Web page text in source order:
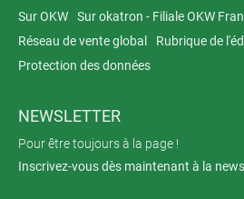
Sur OKW
Sur okatron - Filiale OKW
Réseau de vente global
Rubrique de
Protection des données
NEWSLETTER
Pour être toujours à la page !
Inscrivez-vous dès maintenant à la